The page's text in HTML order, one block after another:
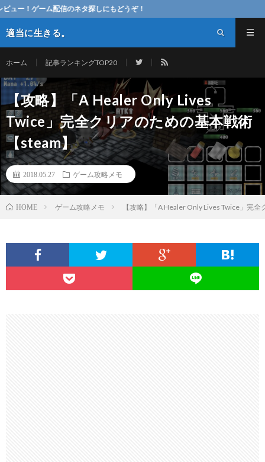
配信のネタ探しにもどうぞ！
適当に生きる。
ホーム 記事ランキングTOP20
【攻略】「A Healer Only Lives
Twice」完全クリアのための基本戦術
【steam】
2018.05.27 ゲーム攻略メモ
HOME ゲーム攻略メモ 【攻略】「A Healer Only Lives Twice」完